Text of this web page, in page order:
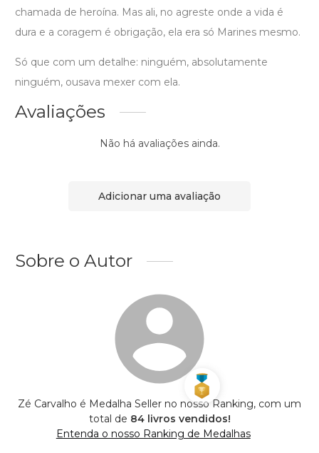
chamada de heroína. Mas ali, no agreste onde a vida é
dura e a coragem é obrigação, ela era só Marines mesmo.
Só que com um detalhe: ninguém, absolutamente
ninguém, ousava mexer com ela.
Avaliações
Não há avaliações ainda.
Adicionar uma avaliação
Sobre o Autor
Zé Carvalho é Medalha Seller no nosso Ranking, com um
total de 84 livros vendidos!
Entenda o nosso Ranking de Medalhas